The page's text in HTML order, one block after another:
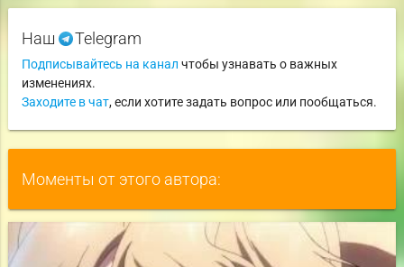
Наш Telegram
Подписывайтесь на канал чтобы узнавать о важных
изменениях.
Заходите в чат, если хотите задать вопрос или пообщаться.
Моменты от этого автора: